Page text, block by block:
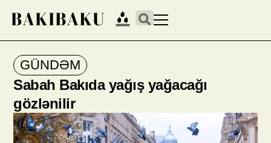
GÜNDƏM
Sabah Bakıda yağış yağacağı
gözlənilir